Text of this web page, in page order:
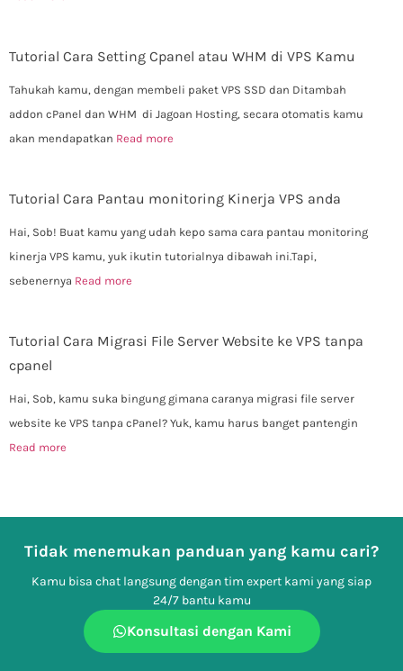
Tutorial Cara Setting Cpanel atau WHM di VPS Kamu
Tahukah kamu, dengan membeli paket VPS SSD dan Ditambah
addon cPanel dan WHM di Jagoan Hosting, secara otomatis kamu
akan mendapatkan Read more
Tutorial Cara Pantau monitoring Kinerja VPS anda
Hai, Sob! Buat kamu yang udah kepo sama cara pantau monitoring
kinerja VPS kamu, yuk ikutin tutorialnya dibawah ini.Tapi,
sebenernya Read more
Tutorial Cara Migrasi File Server Website ke VPS tanpa
cpanel
Hai, Sob, kamu suka bingung gimana caranya migrasi file server
website ke VPS tanpa cPanel? Yuk, kamu harus banget pantengin
Read more
Tidak menemukan panduan yang kamu cari?
Kamu bisa chat langsung dengan tim expert kami yang siap
24/7 bantu kamu
Konsultasi dengan Kami